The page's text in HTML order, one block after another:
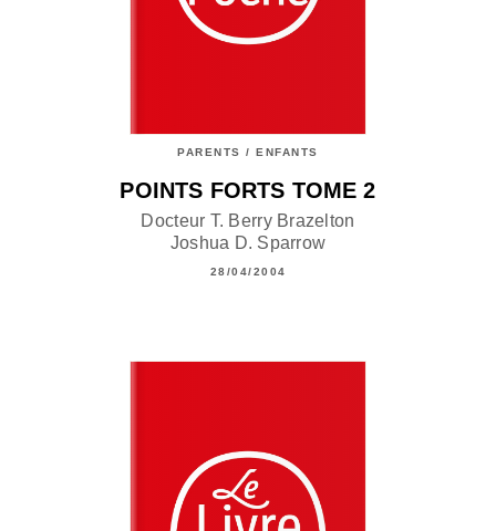
PARENTS / ENFANTS
POINTS FORTS TOME 2
Docteur T. Berry Brazelton
Joshua D. Sparrow
28/04/2004